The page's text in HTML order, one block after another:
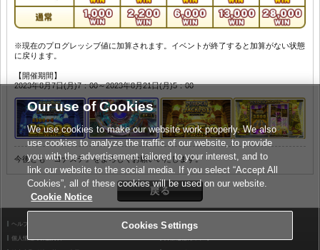
※現在のプログレッシブ値に加算されます。イベントが終了すると加算がない状態
に戻ります。
【開催期間】
2023年8月7日(月)7：00～2023年8月21日(月)5：00
今後とも『コナステ』をよろしくお願いいたします。
ヘルプ
利用規約
個人情報等保護方針
外部送信について
Our use of Cookies
We use cookies to make our website work properly. We also
use cookies to analyze the traffic of our website, to provide
you with the advertisement tailored to your interest, and to
link our website to the social media. If you select “Accept All
Cookies”, all of these cookies will be used on our website.
Cookie Notice
Cookies Settings